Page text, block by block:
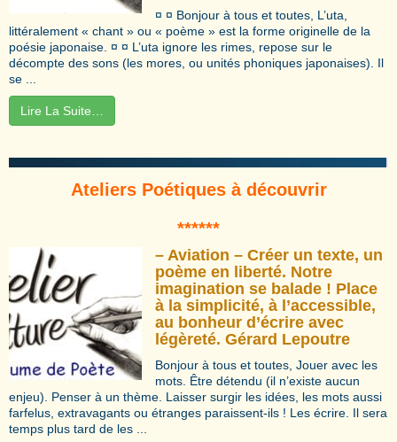
¤ ¤ Bonjour à tous et toutes, L’uta,
littéralement « chant » ou « poème » est la forme originelle de la
poésie japonaise. ¤ ¤ L’uta ignore les rimes, repose sur le
décompte des sons (les mores, ou unités phoniques japonaises). Il
se ...
Lire La Suite…
Ateliers Poétiques à découvrir
******
– Aviation – Créer un texte, un
poème en liberté. Notre
imagination se balade ! Place
à la simplicité, à l’accessible,
au bonheur d’écrire avec
légèreté. Gérard Lepoutre
Bonjour à tous et toutes, Jouer avec les
mots. Être détendu (il n’existe aucun
enjeu). Penser à un thème. Laisser surgir les idées, les mots aussi
farfelus, extravagants ou étranges paraissent-ils ! Les écrire. Il sera
temps plus tard de les ...